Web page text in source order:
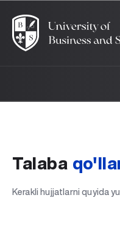
Talaba
Kerakli hujjatlarni quyida